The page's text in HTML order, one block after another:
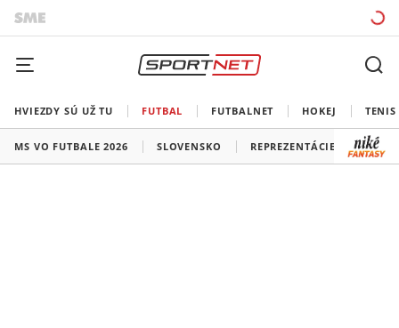
HVIEZDY SÚ UŽ TU FUTBAL FUTBALNET HOKEJ TENIS
MS VO FUTBALE 2026 SLOVENSKO REPREZENTÁCIE LIGA